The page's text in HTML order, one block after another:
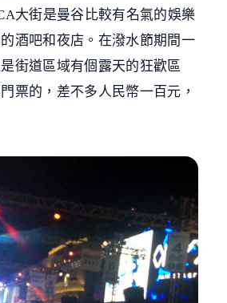
大街是曼谷比較有名氣的娛樂
酒吧和夜店。在潑水節期間一
街道區域有個露天的狂歡區
票的，差不多人民幣一百元，